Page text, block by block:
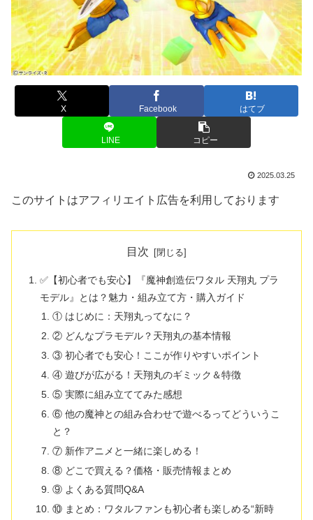
X Facebook はてブ
LINE コピー
2025.03.25
このサイトはアフィリエイト広告を利用しております
目次
✅【初心者でも安心】『魔神創造伝ワタル 天翔丸 プラ
モデル』とは？魅力・組み立て方・購入ガイド
① はじめに：天翔丸ってなに？
② どんなプラモデル？天翔丸の基本情報
③ 初心者でも安心！ここが作りやすいポイント
④ 遊びが広がる！天翔丸のギミック＆特徴
⑤ 実際に組み立ててみた感想
⑥ 他の魔神との組み合わせで遊べるってどういうこ
と？
⑦ 新作アニメと一緒に楽しめる！
⑧ どこで買える？価格・販売情報まとめ
⑨ よくある質問Q&A
⑩ まとめ：ワタルファンも初心者も楽しめる“新時